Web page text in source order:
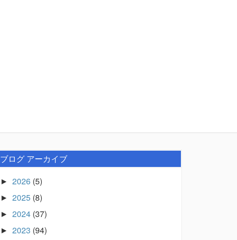
ブログ アーカイブ
► 2026 (5)
► 2025 (8)
► 2024 (37)
► 2023 (94)